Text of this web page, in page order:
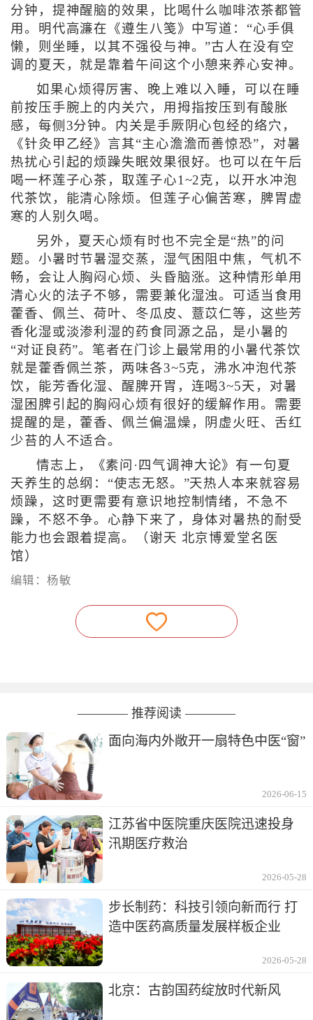
分钟，提神醒脑的效果，比喝什么咖啡浓茶都管
用。明代高濂在《遵生八笺》中写道：“心手俱
懒，则坐睡，以其不强役与神。”古人在没有空
调的夏天，就是靠着午间这个小憩来养心安神。
如果心烦得厉害、晚上难以入睡，可以在睡
前按压手腕上的内关穴，用拇指按压到有酸胀
感，每侧3分钟。内关是手厥阴心包经的络穴，
《针灸甲乙经》言其“主心澹澹而善惊恐”，对暑
热扰心引起的烦躁失眠效果很好。也可以在午后
喝一杯莲子心茶，取莲子心1~2克，以开水冲泡
代茶饮，能清心除烦。但莲子心偏苦寒，脾胃虚
寒的人别久喝。
另外，夏天心烦有时也不完全是“热”的问
题。小暑时节暑湿交蒸，湿气困阻中焦，气机不
畅，会让人胸闷心烦、头昏脑涨。这种情形单用
清心火的法子不够，需要兼化湿浊。可适当食用
藿香、佩兰、荷叶、冬瓜皮、薏苡仁等，这些芳
香化湿或淡渗利湿的药食同源之品，是小暑的
“对证良药”。笔者在门诊上最常用的小暑代茶饮
就是藿香佩兰茶，两味各3~5克，沸水冲泡代茶
饮，能芳香化湿、醒脾开胃，连喝3~5天，对暑
湿困脾引起的胸闷心烦有很好的缓解作用。需要
提醒的是，藿香、佩兰偏温燥，阴虚火旺、舌红
少苔的人不适合。
情志上，《素问·四气调神大论》有一句夏
天养生的总纲：“使志无怒。”天热人本来就容易
烦躁，这时更需要有意识地控制情绪，不急不
躁，不怒不争。心静下来了，身体对暑热的耐受
能力也会跟着提高。（谢天 北京博爱堂名医
馆）
编辑：杨敏
———— 推荐阅读 ————
面向海内外敞开一扇特色中医“窗”
2026-06-15
江苏省中医院重庆医院迅速投身
汛期医疗救治
2026-05-28
步长制药：科技引领向新而行 打
造中医药高质量发展样板企业
2026-05-28
北京：古韵国药绽放时代新风